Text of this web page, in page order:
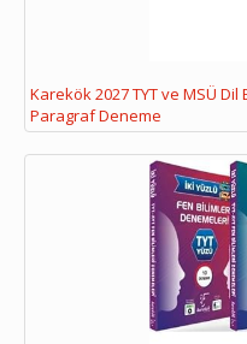
Karekök 2027 TYT ve MSÜ Dil
Paragraf Deneme